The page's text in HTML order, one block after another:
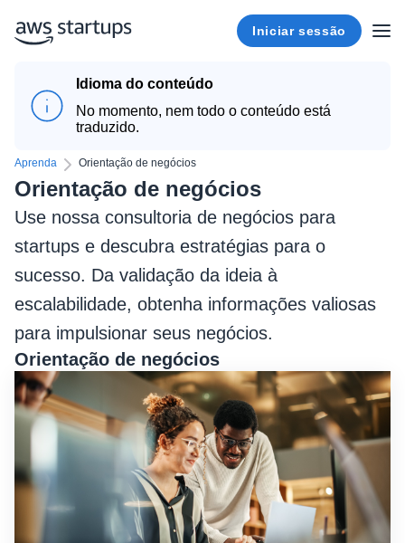
Iniciar sessão
Idioma do conteúdo
No momento, nem todo o conteúdo está
traduzido.
Aprenda Orientação de negócios
Orientação de negócios
Use nossa consultoria de negócios para
startups e descubra estratégias para o
sucesso. Da validação da ideia à
escalabilidade, obtenha informações valiosas
para impulsionar seus negócios.
Orientação de negócios